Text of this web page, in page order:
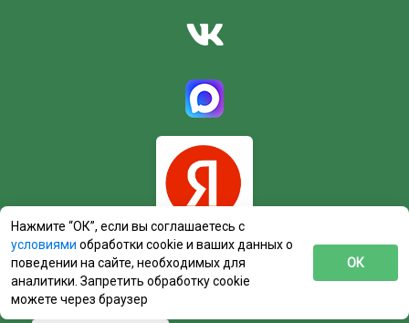
Нажмите “ОК”, если вы соглашаетесь с
условиями обработки cookie и ваших данных о
поведении на сайте, необходимых для
аналитики. Запретить обработку cookie
можете через браузер
ОК